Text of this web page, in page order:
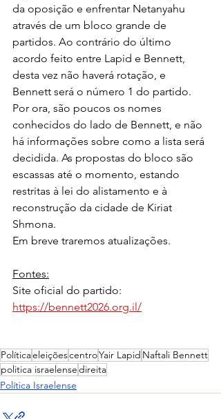
da oposição e enfrentar Netanyahu
através de um bloco grande de
partidos. Ao contrário do último
acordo feito entre Lapid e Bennett,
desta vez não haverá rotação, e
Bennett será o número 1 do partido.
Por ora, são poucos os nomes
conhecidos do lado de Bennett, e não
há informações sobre como a lista será
decidida. As propostas do bloco são
escassas até o momento, estando
restritas à lei do alistamento e à
reconstrução da cidade de Kiriat
Shmona.
Em breve traremos atualizações.
Fontes:
Site oficial do partido:
https://bennett2026.org.il/
PolíticaeleiçõescentroYair Lapid Naftali Bennett
politica israelensedireita
Política Israelense